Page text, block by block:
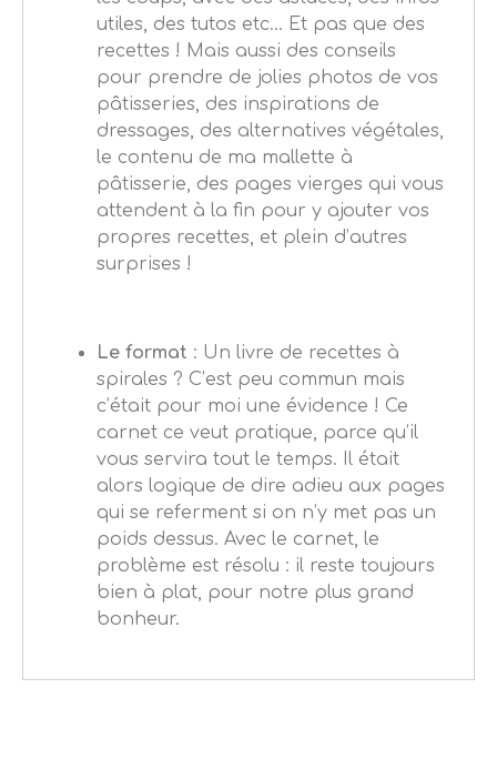
utiles, des tutos etc… Et pas que des
recettes ! Mais aussi des conseils
pour prendre de jolies photos de vos
pâtisseries, des inspirations de
dressages, des alternatives végétales,
le contenu de ma mallette à
pâtisserie, des pages vierges qui vous
attendent à la fin pour y ajouter vos
propres recettes, et plein d’autres
surprises !
Le format : Un livre de recettes à
spirales ? C’est peu commun mais
c’était pour moi une évidence ! Ce
carnet ce veut pratique, parce qu’il
vous servira tout le temps. Il était
alors logique de dire adieu aux pages
qui se referment si on n’y met pas un
poids dessus. Avec le carnet, le
problème est résolu : il reste toujours
bien à plat, pour notre plus grand
bonheur.